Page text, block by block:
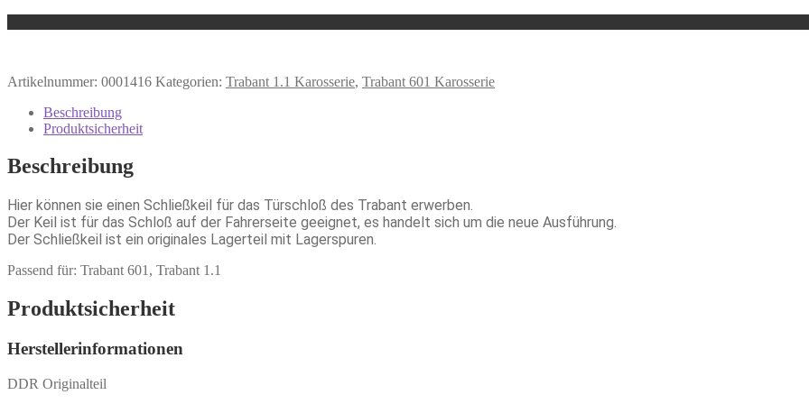
Artikelnummer: 0001416 Kategorien: Trabant 1.1 Karosserie, Trabant 601 Karosserie
Beschreibung
Produktsicherheit
Beschreibung
Hier können sie einen Schließkeil für das Türschloß des Trabant erwerben.
Der Keil ist für das Schloß auf der Fahrerseite geeignet, es handelt sich um die neue Ausführung.
Der Schließkeil ist ein originales Lagerteil mit Lagerspuren.
Passend für: Trabant 601, Trabant 1.1
Produktsicherheit
Herstellerinformationen
DDR Originalteil